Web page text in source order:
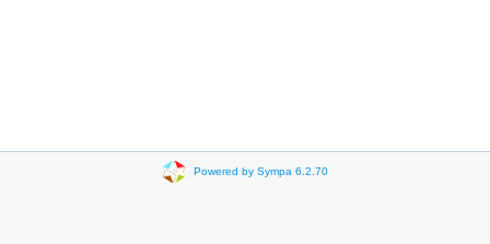
Powered by Sympa 6.2.70